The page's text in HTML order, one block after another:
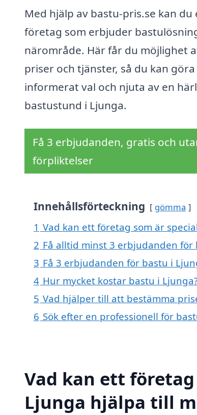
Med hjälp av bastu-pris.se kan
företag som erbjuder
närområde. Här får du möjlighet
priser och tjänster, så du kan
informerat val och njuta av en
bastustund i Ljunga.
Få 3 erbjudanden, gratis och
förpliktelser
Innehållsförteckning gömma
1 Vad kan ett företag som är
2 Få alltid minst 3 erbjudanden för
3 Få 3 erbjudanden för bastu i
4 Hur mycket kostar bastu i
5 Vad hjälper till att bestämma
6 Sök efter en professionell för
Vad kan ett
Ljunga hjälpa till